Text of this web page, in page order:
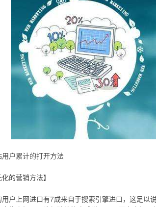
户累计的打开方法
营销方法】
上网进口有7成来自于搜索引擎进口，这足以